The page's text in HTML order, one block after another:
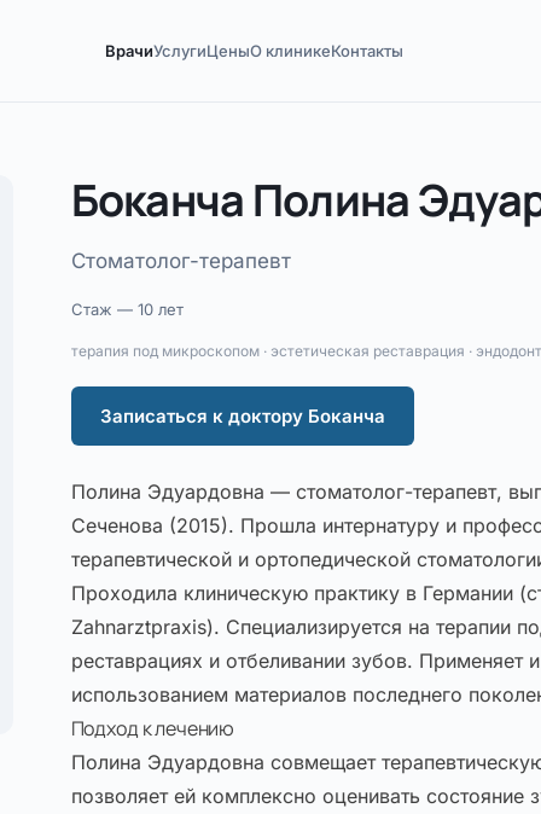
ВрачиУслугиЦеныО клиникеКонтакты
Боканча Полина
Стоматолог-терапевт
Стаж — 10 лет
терапия под микроскопом · эстетическая реставрация ·
Записаться к доктору Боканча
Полина Эдуардовна — стоматолог-терапевт,
Сеченова (2015). Прошла интернатуру и
терапевтической и ортопедической
Проходила клиническую практику в Германии
Zahnarztpraxis). Специализируется на терапии
реставрациях и отбеливании зубов. Применяет
использованием материалов последнего
Подход к лечению
Полина Эдуардовна совмещает
позволяет ей комплексно оценивать